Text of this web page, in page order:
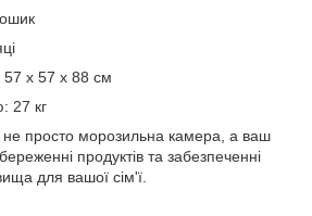
57 х 57 х 88 см
27 кг
просто морозильна камера, а ваш
продуктів та забезпеченні
для вашої сім'ї.